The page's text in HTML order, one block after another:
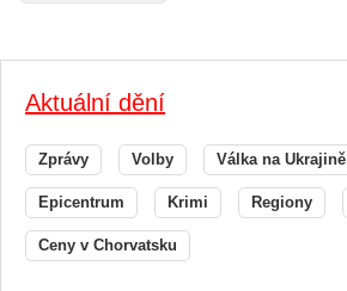
Aktuální dění
Zprávy Volby Válka na Ukrajině
Epicentrum Krimi Regiony
Ceny v Chorvatsku